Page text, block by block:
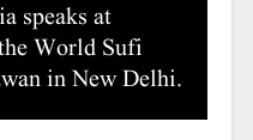
speaks at
World Sufi
in New Delhi.